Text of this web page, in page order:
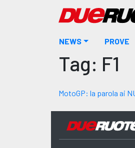
NEWS
PROVE
Tag: F1
MotoGP: la parola ai